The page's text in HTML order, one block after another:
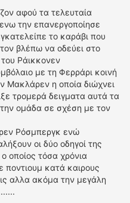
αφού τα τελευταία
την επανεργοποίησε
το καράβι που
βλέπω να οδεύει στο
Ράικκονεν
με τη Φερράρι κοινή
Μακλάρεν η οποία διώχνει
τρομερά δειγματα αυτά τα
ομάδα σε σχέση με τον
Ρόσμπεργκ ενώ
οι δύο οδηγοί της
οποίος τόσα χρόνια
ποντιουμ κατά καιρους
αλλα ακόμα την μεγάλη